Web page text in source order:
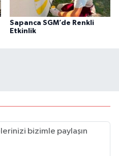
Sapanca SGM’de Renkli
Etkinlik